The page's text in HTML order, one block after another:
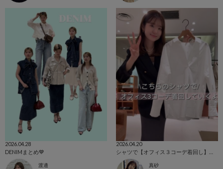
2026.04.28
DENIMまとめ💙
渡邊
2026.04.20
真砂